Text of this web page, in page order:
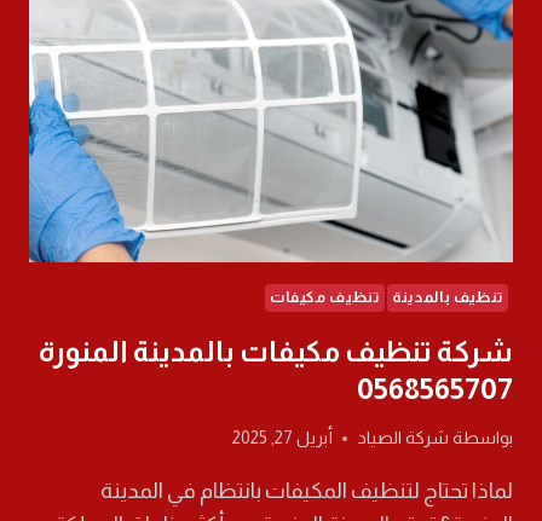
0568565707
تنظيف بالمدينة تنظيف مكيفات
شركة تنظيف مكيفات بالمدينة المنورة
0568565707
بواسطة شركة الصياد أبريل 27, 2025
لماذا تحتاج لتنظيف المكيفات بانتظام في المدينة